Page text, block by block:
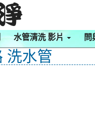
水管清洗 影片 問
洗水管